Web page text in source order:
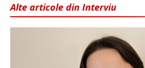
Alte articole din Interviu